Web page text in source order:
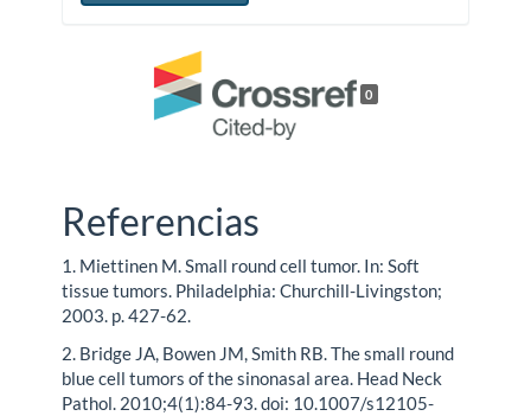
0
Referencias
1. Miettinen M. Small round cell tumor. In: Soft
tissue tumors. Philadelphia: Churchill-Livingston;
2003. p. 427-62.
2. Bridge JA, Bowen JM, Smith RB. The small round
blue cell tumors of the sinonasal area. Head Neck
Pathol. 2010;4(1):84-93. doi: 10.1007/s12105-